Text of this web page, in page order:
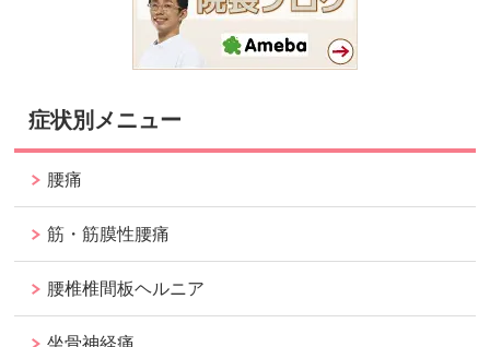
症状別メニュー
腰痛
筋・筋膜性腰痛
腰椎椎間板ヘルニア